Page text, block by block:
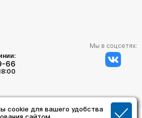
cookie для вашего удобства
66
Мы в соцсетях: